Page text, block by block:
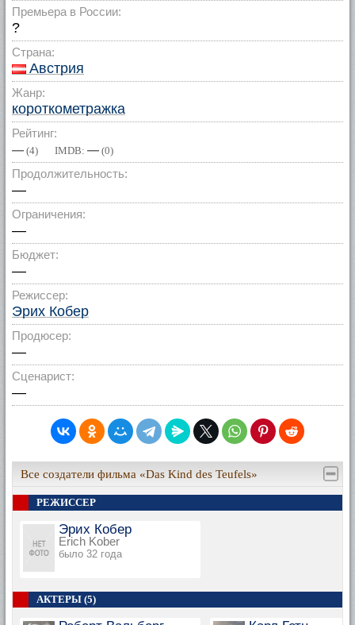
Премьера в России:
?
Страна:
Австрия
Жанр:
короткометражка
Рейтинг:
— (4) IMDB: — (0)
Продолжительность:
—
Ограничения:
—
Бюджет:
—
Режиссер:
Эрих Кобер
Продюсер:
—
Сценарист:
—
Все создатели фильма «Das Kind des Teufels»
РЕЖИССЕР
Эрих Кобер
Erich Kober
было 32 года
АКТЕРЫ (5)